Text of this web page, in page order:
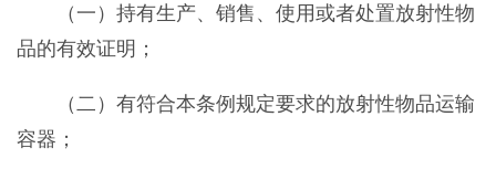
（一）持有生产、销售、使用或者处置放射性物
品的有效证明；
（二）有符合本条例规定要求的放射性物品运输
容器；